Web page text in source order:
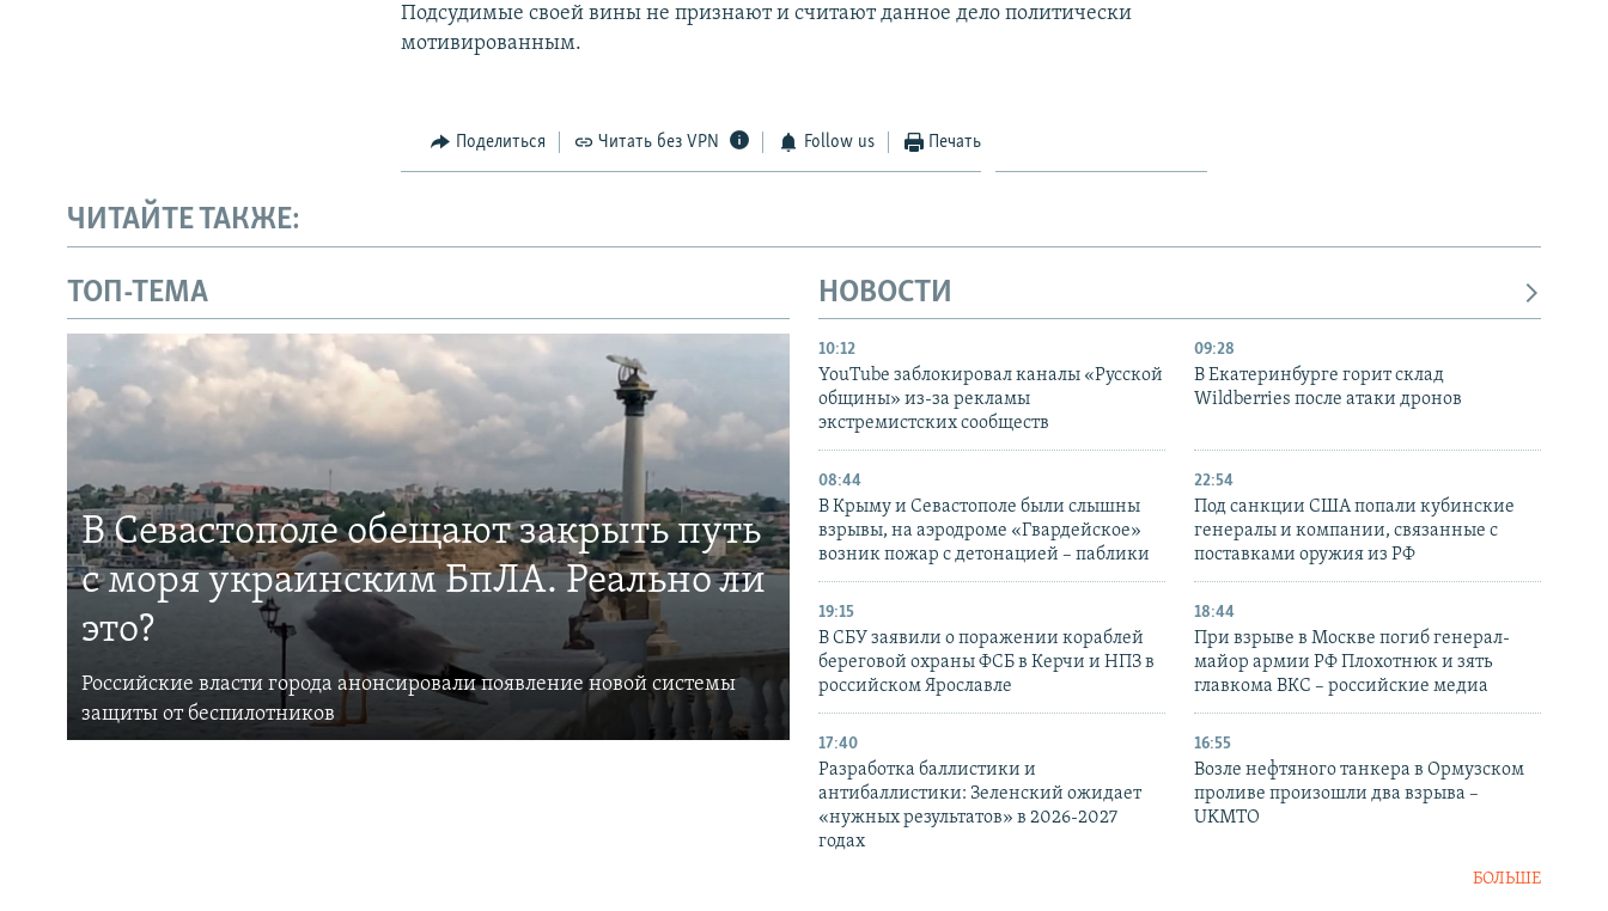
Подсудимые своей вины не признают и считают данное дело политически
мотивированным.
Поделиться Читать без VPN Follow us Печать
ЧИТАЙТЕ ТАКЖЕ:
ТОП-ТЕМА
В Севастополе обещают закрыть путь
с моря украинским БпЛА. Реально ли
это?
Российские власти города анонсировали появление новой системы
защиты от беспилотников
НОВОСТИ
10:12
YouTube заблокировал каналы «Русской
общины» из-за рекламы
экстремистских сообществ
09:28
В Екатеринбурге горит склад
Wildberries после атаки дронов
08:44
В Крыму и Севастополе были слышны
взрывы, на аэродроме «Гвардейское»
возник пожар с детонацией – паблики
22:54
Под санкции США попали кубинские
генералы и компании, связанные с
поставками оружия из РФ
19:15
В СБУ заявили о поражении кораблей
береговой охраны ФСБ в Керчи и НПЗ в
российском Ярославле
18:44
При взрыве в Москве погиб генерал-
майор армии РФ Плохотнюк и зять
главкома ВКС – российские медиа
17:40
Разработка баллистики и
антибаллистики: Зеленский ожидает
«нужных результатов» в 2026-2027
годах
16:55
Возле нефтяного танкера в Ормузском
проливе произошли два взрыва –
UKMTO
БОЛЬШЕ